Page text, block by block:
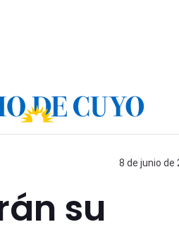
8 de junio de
su